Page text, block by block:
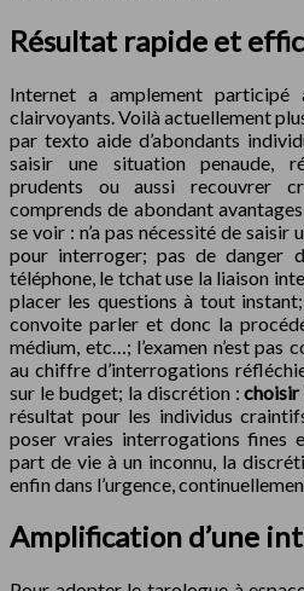
Résultat rapide et
Internet a amplement
clairvoyants. Voilà actuellement
par texto aide d’abondants
saisir une situation penaude,
prudents ou aussi recouvrer
comprends de abondant
se voir : n’a pas nécessité de
pour interroger; pas de danger
téléphone, le tchat use la liaison
placer les questions à tout
convoite parler et donc la
médium, etc…; l’examen n’est pas
au chiffre d’interrogations
sur le budget; la discrétion :
résultat pour les individus
poser vraies interrogations fines
part de vie à un inconnu, la
enfin dans l’urgence,
Amplification d’une